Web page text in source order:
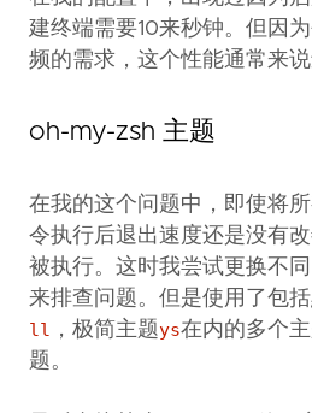
##      spring
##      helm
history
history
建终端需要10来秒钟。但因
频的需求，这个性能通常来说
oh-my-zsh 主题
在我的这个问题中，即使将
令执行后退出速度还是没有改
被执行。这时我尝试更换不同
来排查问题。但是使用了包
ll ，极简主题ys在内的多个
题。